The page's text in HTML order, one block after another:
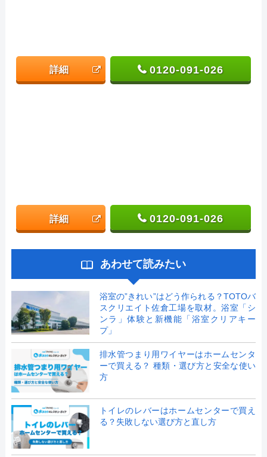
詳細 0120-091-026
詳細 0120-091-026
あわせて読みたい
浴室の”きれい”はどう作られる？TOTOバ
スクリエイト佐倉工場を取材。浴室「シ
ンラ」体験と新機能「浴室クリアキー
プ」
排水管つまり用ワイヤーはホームセンタ
ーで買える？ 種類・選び方と安全な使い
方
トイレのレバーはホームセンターで買え
る？失敗しない選び方と直し方